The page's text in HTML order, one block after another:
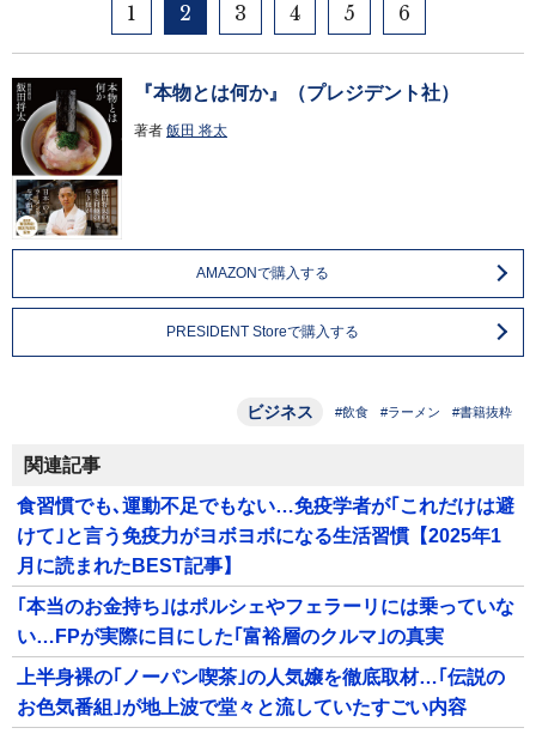
1 2 3 4 5 6
『本物とは何か』（プレジデント社）
著者 飯田 将太
AMAZONで購入する
PRESIDENT Storeで購入する
ビジネス #飲食 #ラーメン #書籍抜粋
関連記事
食習慣でも､運動不足でもない…免疫学者が｢これだけは避
けて｣と言う免疫力がヨボヨボになる生活習慣【2025年1
月に読まれたBEST記事】
｢本当のお金持ち｣はポルシェやフェラーリには乗っていな
い…FPが実際に目にした｢富裕層のクルマ｣の真実
上半身裸の｢ノーパン喫茶｣の人気嬢を徹底取材…｢伝説の
お色気番組｣が地上波で堂々と流していたすごい内容